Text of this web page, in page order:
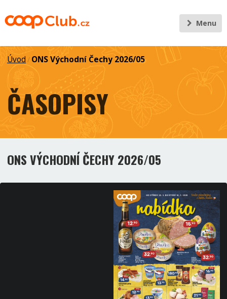
Menu
Úvod / ONS Východní Čechy 2026/05
ČASOPISY
ONS VÝCHODNÍ ČECHY 2026/05